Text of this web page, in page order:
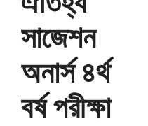
সাজেশন
অনার্স ৪র্থ
বর্ষ পরীক্ষা